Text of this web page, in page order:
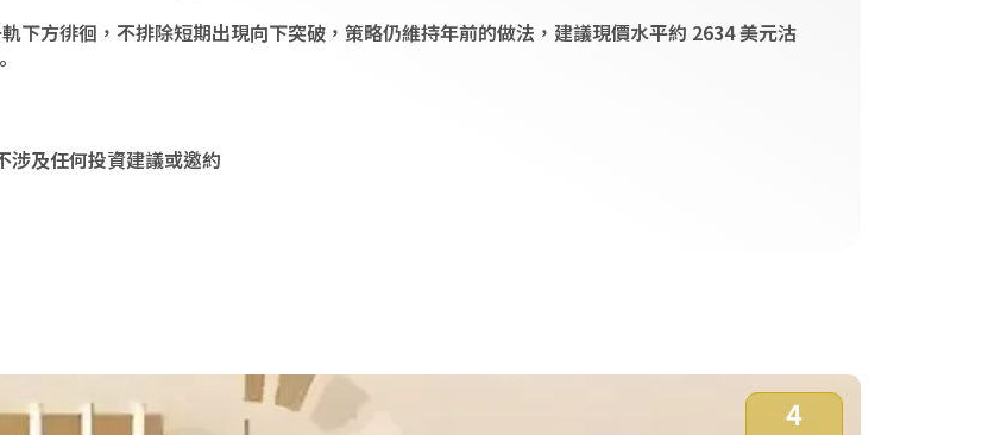
下方徘徊，不排除短期出現向下突破，策略仍維持年前的做法，建議現價水平約 2634 美元沽
涉及任何投資建議或邀約
4